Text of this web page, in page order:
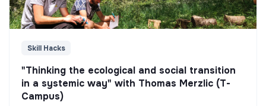
Skill Hacks
"Thinking the ecological and social transition
in a systemic way" with Thomas Merzlic (T-
Campus)